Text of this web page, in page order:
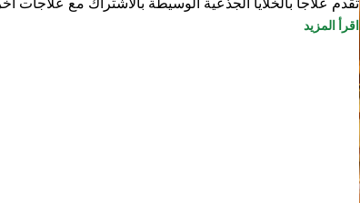
باقات تشخيص وعلاج متخصصة لرعاية شاملة
اقرأ المزيد